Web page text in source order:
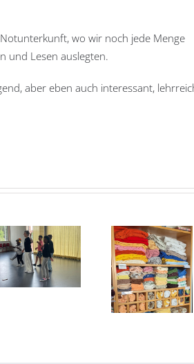
wo wir noch jede Menge
und Lesen auslegten.
aber eben auch interessant,
Die
Kleiderkammer
hat wieder
und